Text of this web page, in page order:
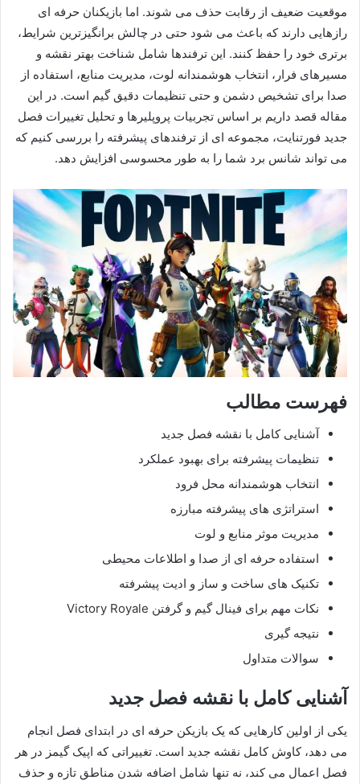
موقعیت ضعیف از رقابت حذف می شوند. اما بازیکنان حرفه ای
رازهایی دارند که باعث می شود حتی در چالش برانگیزترین شرایط،
برتری خود را حفظ کنند. این ترفندها شامل شناخت بهتر نقشه و
مسیرهای فرار، انتخاب هوشمندانه لوت، مدیریت منابع، استفاده از
صدا برای تشخیص دشمن و حتی تنظیمات دقیق گیم است. در این
مقاله قصد داریم بر اساس تجربیات پروپلیرها و تحلیل تغییرات فصل
جدید فورتنایت، مجموعه ای از ترفندهای پیشرفته را بررسی کنیم که
می تواند شانس برد شما را به طور محسوسی افزایش دهد.
فهرست مطالب
آشنایی کامل با نقشه فصل جدید
تنظیمات پیشرفته برای بهبود عملکرد
انتخاب هوشمندانه محل فرود
استراتژی های پیشرفته مبارزه
مدیریت موثر منابع و لوت
استفاده حرفه ای از صدا و اطلاعات محیطی
تکنیک های ساخت و ساز و ادیت پیشرفته
نکات مهم برای فینال گیم و گرفتن Victory Royale
نتیجه گیری
سوالات متداول
آشنایی کامل با نقشه فصل جدید
یکی از اولین کارهایی که یک بازیکن حرفه ای در ابتدای فصل انجام
می دهد، کاوش کامل نقشه جدید است. تغییراتی که اپیک گیمز در هر
فصل اعمال می کند، نه تنها شامل اضافه شدن مناطق تازه و حذف